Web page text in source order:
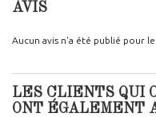
AVIS
Aucun avis n'a été publié pour
LES CLIENTS QUI
ONT ÉGALEMENT